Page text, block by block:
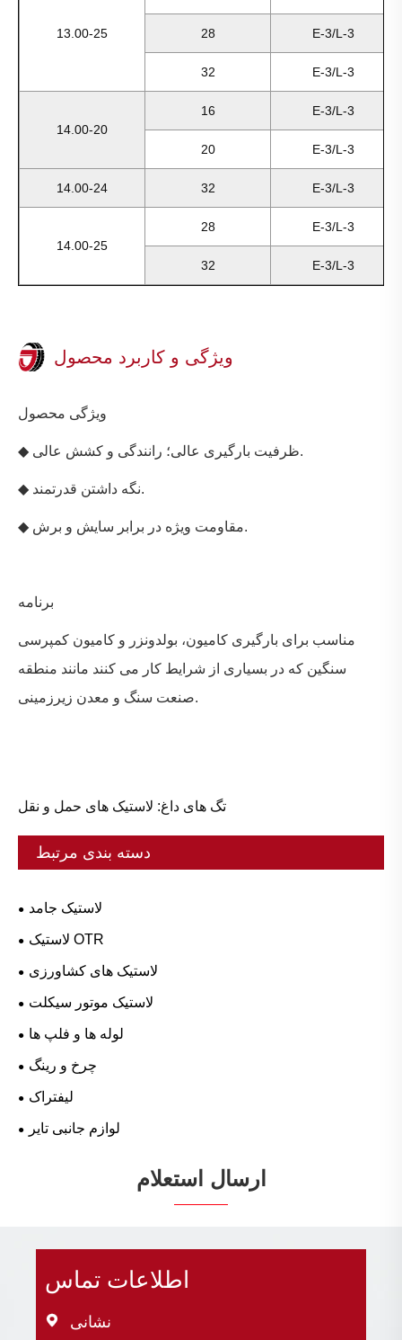
13.00-25 28 E-3/L-3
32 E-3/L-3
14.00-20
16 E-3/L-3
20 E-3/L-3
14.00-24 32 E-3/L-3
14.00-25
28 E-3/L-3
32 E-3/L-3
ویژگی و کاربرد محصول
ویژگی محصول
◆ ظرفیت بارگیری عالی؛ رانندگی و کشش عالی.
◆ نگه داشتن قدرتمند.
◆ مقاومت ویژه در برابر سایش و برش.
برنامه
مناسب برای بارگیری کامیون، بولدونزر و کامیون کمپرسی
سنگین که در بسیاری از شرایط کار می کنند مانند منطقه
صنعت سنگ و معدن زیرزمینی.
تگ های داغ: لاستیک های حمل و نقل
دسته بندی مرتبط
لاستیک جامد
لاستیک OTR
لاستیک های کشاورزی
لاستیک موتور سیکلت
لوله ها و فلپ ها
چرخ و رینگ
لیفتراک
لوازم جانبی تایر
ارسال استعلام
اطلاعات تماس
 نشانی